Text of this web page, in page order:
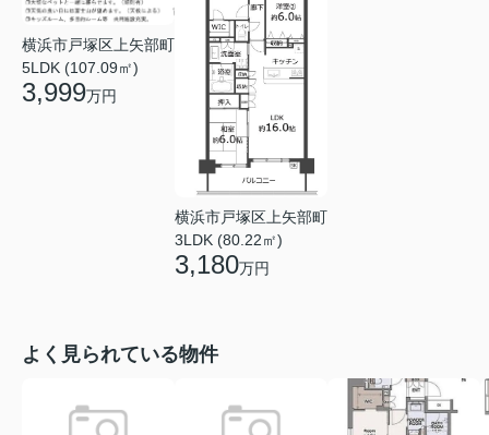
横浜市戸塚区上矢部町
5LDK (107.09㎡)
3,999万円
横浜市戸塚区上矢部町
3LDK (80.22㎡)
3,180万円
よく見られている物件